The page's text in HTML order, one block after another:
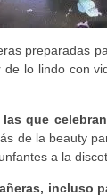
preparadas
lo lindo con
que
de la beauty
a la
incluso